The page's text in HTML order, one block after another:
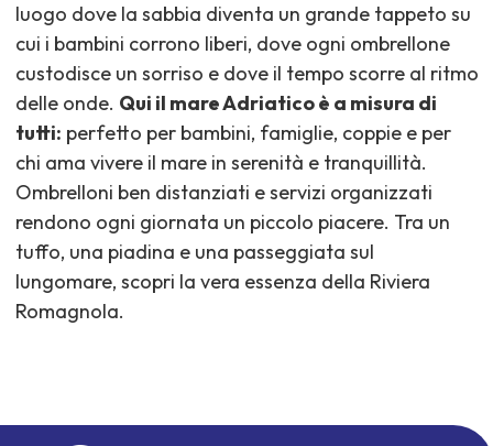
luogo dove la sabbia diventa un grande tappeto su
cui i bambini corrono liberi, dove ogni ombrellone
custodisce un sorriso e dove il tempo scorre al ritmo
delle onde. Qui il mare Adriatico è a misura di
tutti: perfetto per bambini, famiglie, coppie e per
chi ama vivere il mare in serenità e tranquillità.
Ombrelloni ben distanziati e servizi organizzati
rendono ogni giornata un piccolo piacere. Tra un
tuffo, una piadina e una passeggiata sul
lungomare, scopri la vera essenza della Riviera
Romagnola.